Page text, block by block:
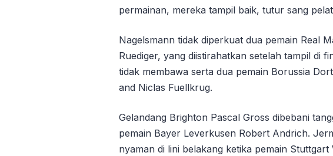
permainan, mereka tampil baik, tutur sang
Nagelsmann tidak diperkuat dua pemain Real
Ruediger, yang diistirahatkan setelah tampil di
tidak membawa serta dua pemain Borussia
and Niclas Fuellkrug.
Gelandang Brighton Pascal Gross dibebani
pemain Bayer Leverkusen Robert Andrich.
nyaman di lini belakang ketika pemain